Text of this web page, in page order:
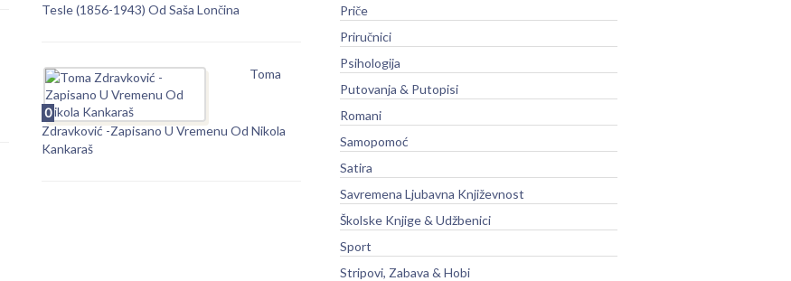
Tesle (1856-1943) Od Saša Lončina
0
Toma
Zdravković -Zapisano U Vremenu Od Nikola
Kankaraš
Priče
Priručnici
Psihologija
Putovanja & Putopisi
Romani
Samopomoć
Satira
Savremena Ljubavna Književnost
Školske Knjige & Udžbenici
Sport
Stripovi, Zabava & Hobi